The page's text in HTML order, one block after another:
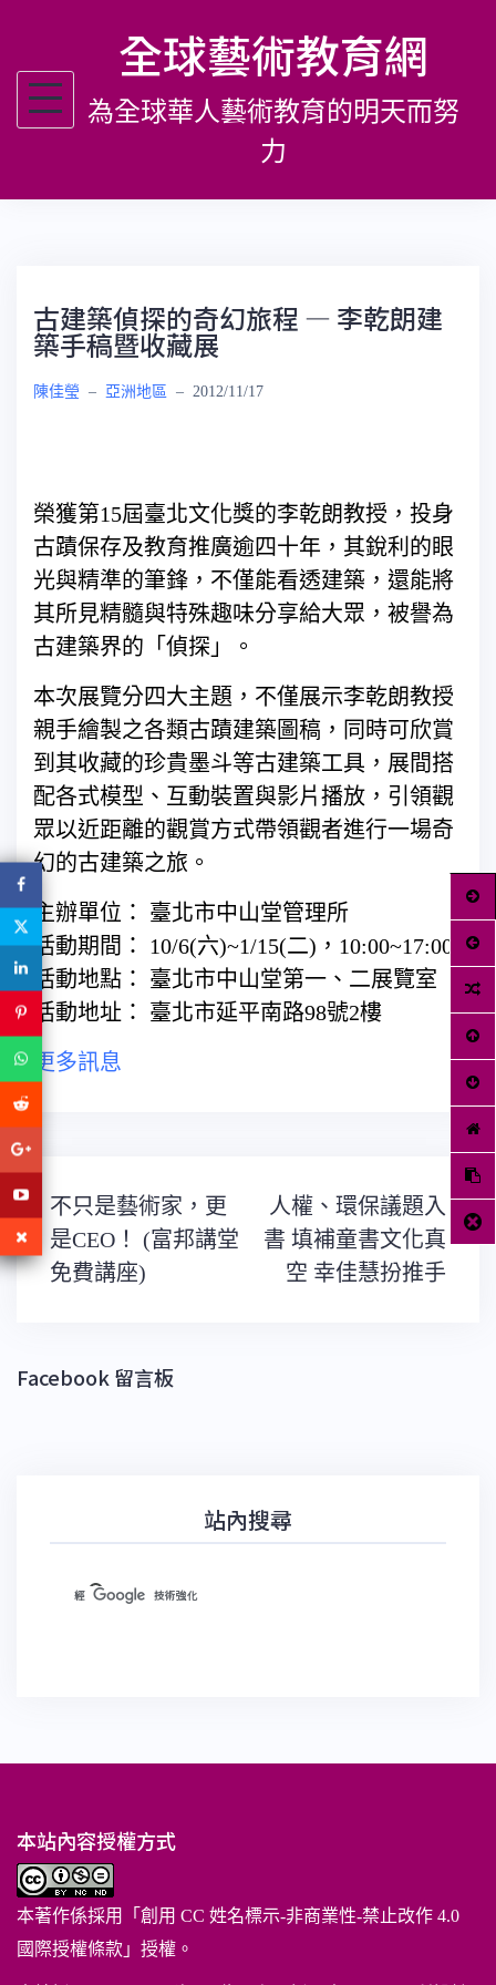
主
全球藝術教育網
為全球華人藝術教育的明天而努
力
古建築偵探的奇幻旅程 — 李乾朗建
築手稿暨收藏展
陳佳瑩 – 亞洲地區 – 2012/11/17
榮獲第15屆臺北文化獎的李乾朗教授，投身
古蹟保存及教育推廣逾四十年，其銳利的眼
光與精準的筆鋒，不僅能看透建築，還能將
其所見精髓與特殊趣味分享給大眾，被譽為
古建築界的「偵探」。
本次展覽分四大主題，不僅展示李乾朗教授
親手繪製之各類古蹟建築圖稿，同時可欣賞
到其收藏的珍貴墨斗等古建築工具，展間搭
配各式模型、互動裝置與影片播放，引領觀
眾以近距離的觀賞方式帶領觀者進行一場奇
幻的古建築之旅。
主辦單位： 臺北市中山堂管理所
活動期間： 10/6(六)~1/15(二)，10:00~17:00
活動地點： 臺北市中山堂第一、二展覽室
活動地址： 臺北市延平南路98號2樓
更多訊息
文
章
導
覽
不只是藝術家，更
是CEO！ (富邦講堂
免費講座)
人權、環保議題入
書 填補童書文化真
空 幸佳慧扮推手
Facebook 留言板
站內搜尋
本站內容授權方式
本著作係採用「 創用 CC 姓名標示-非商業性-禁止改作 4.0
國際授權條款 」授權。